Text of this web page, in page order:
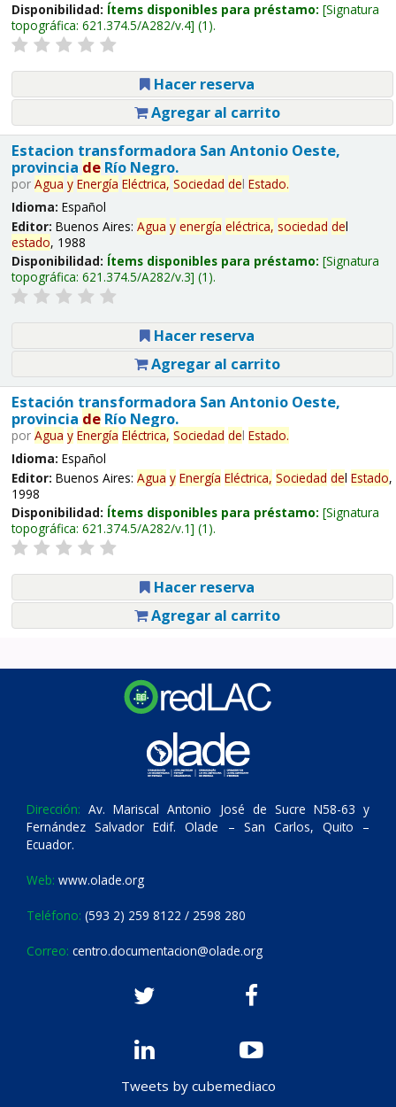
Disponibilidad: Ítems disponibles para préstamo: Signatura
topográfica: 621.374.5/A282/v.4 (1).
Hacer reserva
Agregar al carrito
Estacion transformadora San Antonio Oeste,
provincia deRío Negro.
por Agua y Energía Eléctrica, Sociedad del Estado.
Idioma: Español
Editor: Buenos Aires: Agua y energía eléctrica, sociedad del
estado, 1988
Disponibilidad: Ítems disponibles para préstamo: Signatura
topográfica: 621.374.5/A282/v.3 (1).
Hacer reserva
Agregar al carrito
Estación transformadora San Antonio Oeste,
provincia deRío Negro.
por Agua y Energía Eléctrica, Sociedad del Estado.
Idioma: Español
Editor: Buenos Aires: Agua y Energía Eléctrica, Sociedad del Estado,
1998
Disponibilidad: Ítems disponibles para préstamo: Signatura
topográfica: 621.374.5/A282/v.1 (1).
Hacer reserva
Agregar al carrito
Dirección: Av. Mariscal Antonio José de Sucre N58-63 y
Fernández Salvador Edif. Olade – San Carlos, Quito –
Ecuador.
Web: www.olade.org
Teléfono: (593 2) 259 8122 / 2598 280
Correo: centro.documentacion@olade.org
Tweets by cubemediaco